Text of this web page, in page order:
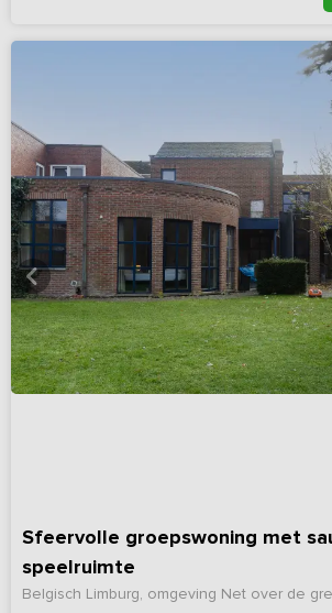
Sfeervolle groepswoning met
speelruimte
Belgisch Limburg, omgeving Net over de